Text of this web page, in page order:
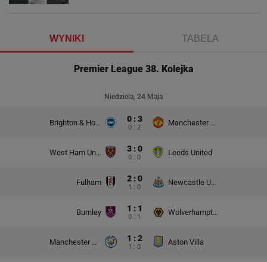
WYNIKI TABELA
Premier League 38. Kolejka
Niedziela, 24 Maja
Brighton & Hove Albion 0 : 3
0 : 2
Manchester United
West Ham United 3 : 0
0 : 0
Leeds United
Fulham 2 : 0
1 : 0
Newcastle United
Burnley 1 : 1
0 : 1
Wolverhampton Wanderers
Manchester City 1 : 2
1 : 0
Aston Villa